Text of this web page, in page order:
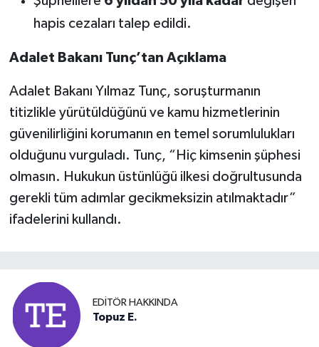
hapis cezaları talep edildi.
Adalet Bakanı Tunç’tan Açıklama
Adalet Bakanı Yılmaz Tunç, soruşturmanın
titizlikle yürütüldüğünü ve kamu hizmetlerinin
güvenilirliğini korumanın en temel sorumlulukları
olduğunu vurguladı. Tunç, “Hiç kimsenin şüphesi
olmasın. Hukukun üstünlüğü ilkesi doğrultusunda
gerekli tüm adımlar gecikmeksizin atılmaktadır”
ifadelerini kullandı.
EDITÖR HAKKINDA
Topuz E.